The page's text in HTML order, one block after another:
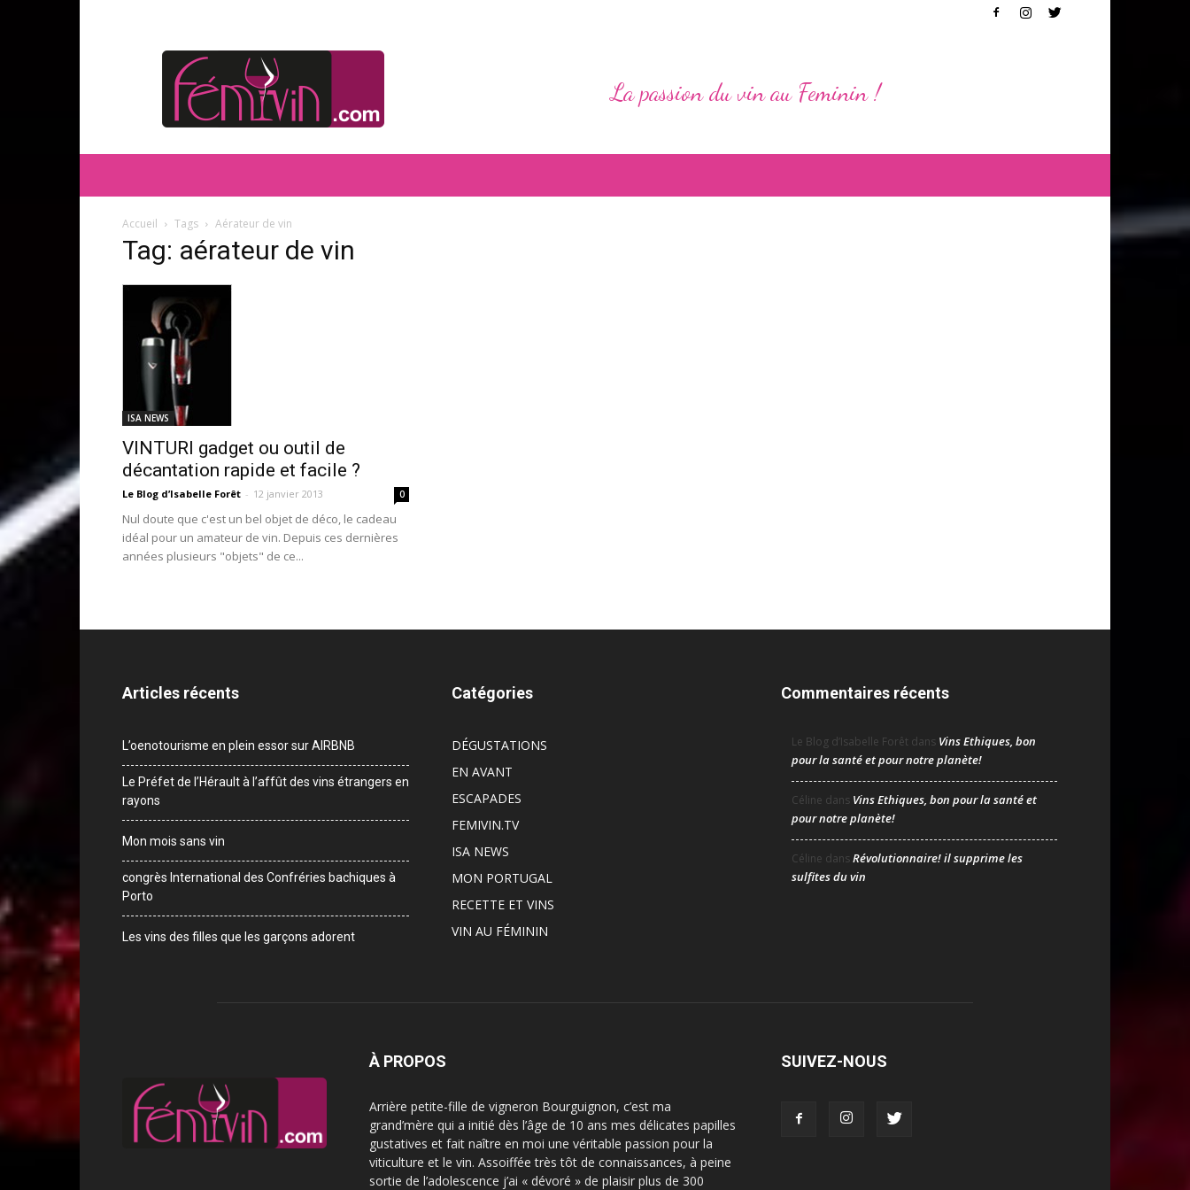
FEMIVIN
La passion du vin au Feminin !
Accueil Tags Aérateur de vin
Tag: aérateur de vin
ISA NEWS
VINTURI gadget ou outil de
décantation rapide et facile ?
Le Blog d’Isabelle Forêt - 12 janvier 2013 0
Nul doute que c'est un bel objet de déco, le cadeau
idéal pour un amateur de vin. Depuis ces dernières
années plusieurs "objets" de ce...
Articles récents
L’oenotourisme en plein essor sur AIRBNB
Le Préfet de l’Hérault à l’affût des vins étrangers en
rayons
Mon mois sans vin
congrès International des Confréries bachiques à
Porto
Les vins des filles que les garçons adorent
Catégories
DÉGUSTATIONS
EN AVANT
ESCAPADES
FEMIVIN.TV
ISA NEWS
MON PORTUGAL
RECETTE ET VINS
VIN AU FÉMININ
Commentaires récents
Le Blog d’Isabelle Forêt dans Vins Ethiques, bon
pour la santé et pour notre planète!
Céline dans Vins Ethiques, bon pour la santé et
pour notre planète!
Céline dansRévolutionnaire! il supprime les
sulfites du vin
À PROPOS
Arrière petite-fille de vigneron Bourguignon, c’est ma
grand’mère qui a initié dès l’âge de 10 ans mes délicates papilles
gustatives et fait naître en moi une véritable passion pour la
viticulture et le vin. Assoiffée très tôt de connaissances, à peine
sortie de l’adolescence j’ai « dévoré » de plaisir plus de 300
SUIVEZ-NOUS